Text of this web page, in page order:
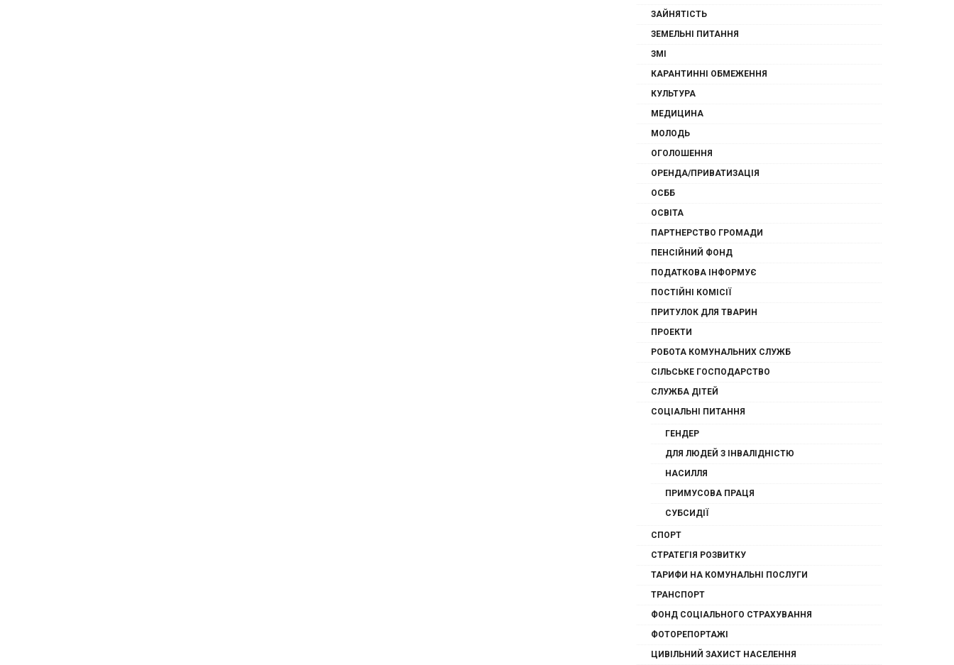
ЗАЙНЯТІСТЬ
ЗЕМЕЛЬНІ ПИТАННЯ
ЗМІ
КАРАНТИННІ ОБМЕЖЕННЯ
КУЛЬТУРА
МЕДИЦИНА
МОЛОДЬ
ОГОЛОШЕННЯ
ОРЕНДА/ПРИВАТИЗАЦІЯ
ОСББ
ОСВІТА
ПАРТНЕРСТВО ГРОМАДИ
ПЕНСІЙНИЙ ФОНД
ПОДАТКОВА ІНФОРМУЄ
ПОСТІЙНІ КОМІСІЇ
ПРИТУЛОК ДЛЯ ТВАРИН
ПРОЕКТИ
РОБОТА КОМУНАЛЬНИХ СЛУЖБ
СІЛЬСЬКЕ ГОСПОДАРСТВО
СЛУЖБА ДІТЕЙ
СОЦІАЛЬНІ ПИТАННЯ
ГЕНДЕР
ДЛЯ ЛЮДЕЙ З ІНВАЛІДНІСТЮ
НАСИЛЛЯ
ПРИМУСОВА ПРАЦЯ
СУБСИДІЇ
СПОРТ
СТРАТЕГІЯ РОЗВИТКУ
ТАРИФИ НА КОМУНАЛЬНІ ПОСЛУГИ
ТРАНСПОРТ
ФОНД СОЦІАЛЬНОГО СТРАХУВАННЯ
ФОТОРЕПОРТАЖІ
ЦИВІЛЬНИЙ ЗАХИСТ НАСЕЛЕННЯ